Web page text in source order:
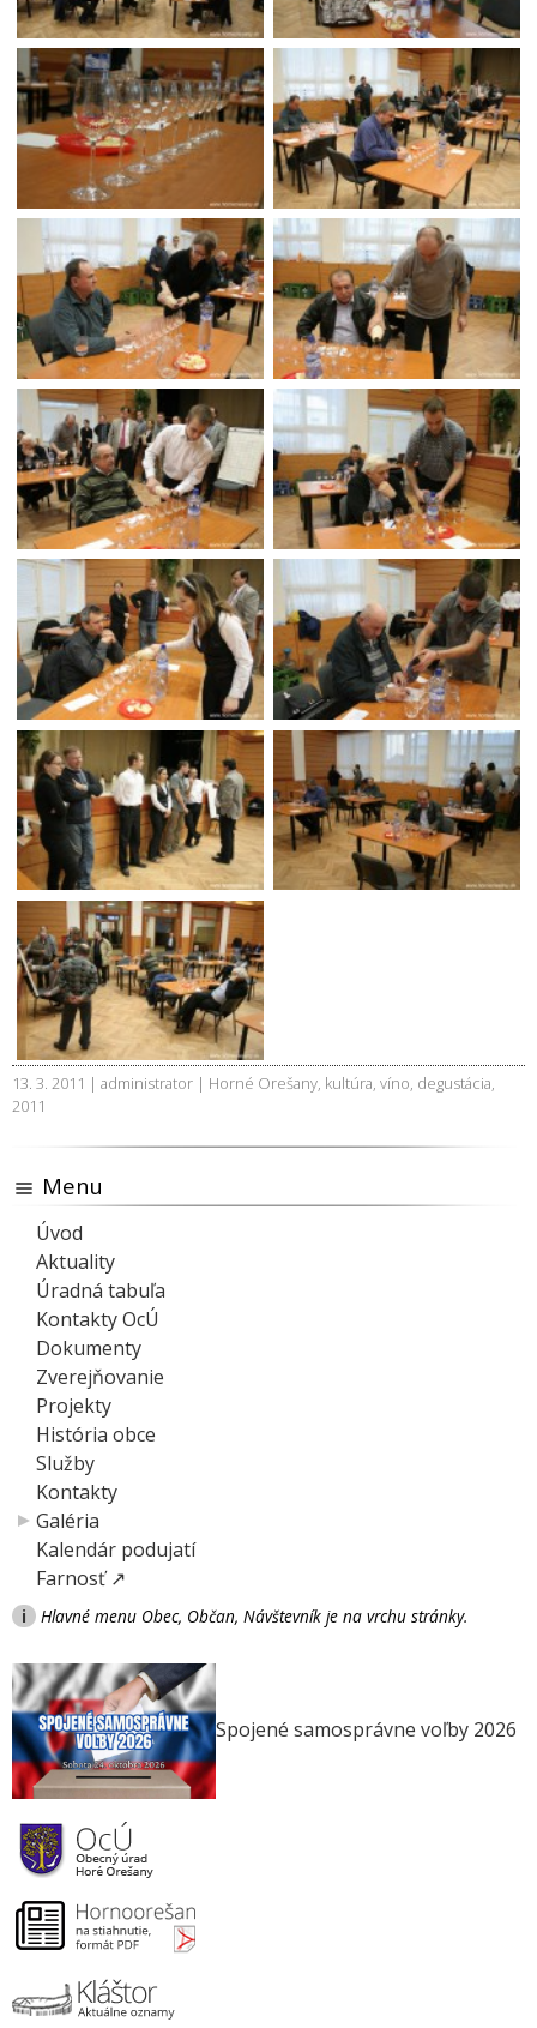
13. 3. 2011 | administrator | Horné Orešany, kultúra, víno, degustácia,
2011
Menu
Úvod
Aktuality
Úradná tabuľa
Kontakty OcÚ
Dokumenty
Zverejňovanie
Projekty
História obce
Služby
Kontakty
Galéria
Kalendár podujatí
Farnosť ↗
i Hlavné menu Obec, Občan, Návštevník je na vrchu stránky.
Spojené samosprávne voľby 2026